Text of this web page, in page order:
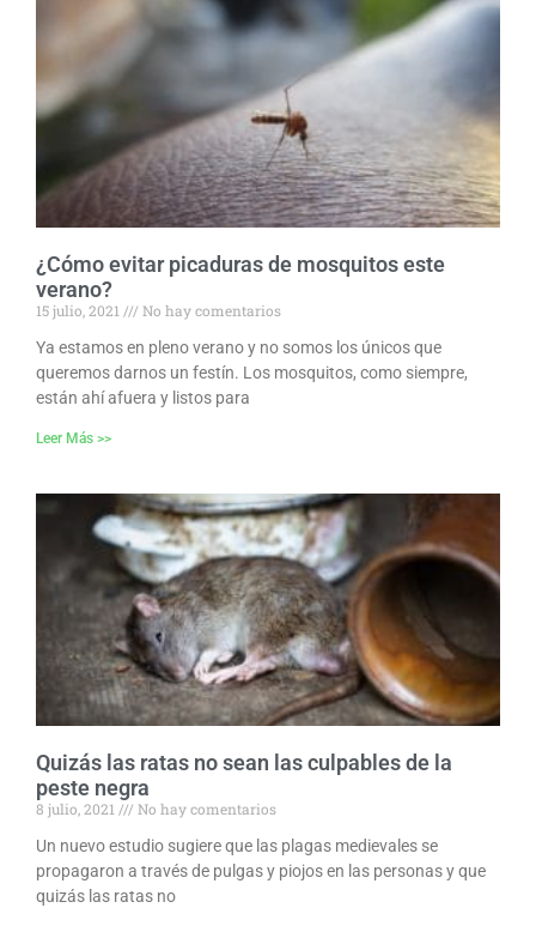
¿Cómo evitar picaduras de mosquitos este
verano?
15 julio, 2021
No hay comentarios
Ya estamos en pleno verano y no somos los únicos que
queremos darnos un festín. Los mosquitos, como siempre,
están ahí afuera y listos para
Leer Más >>
Quizás las ratas no sean las culpables de la
peste negra
8 julio, 2021
No hay comentarios
Un nuevo estudio sugiere que las plagas medievales se
propagaron a través de pulgas y piojos en las personas y que
quizás las ratas no